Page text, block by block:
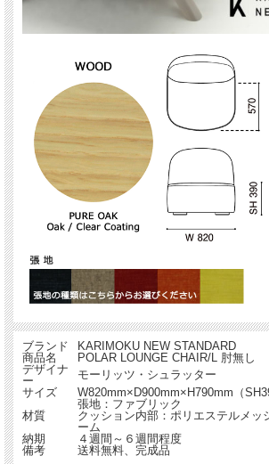
ブランド
KARIMOKU NEW STANDARD
商品名
POLAR LOUNGE CHAIR/L 肘無し
デザイナ
ー
モーリッツ・シュラッター
サイズ
W820mm×D900mm×H790mm（
材質
張地：ファブリック
クッション内部：ポリエステルメッ
ーム
納期
４週間～６週間程度
備考
送料無料、完成品